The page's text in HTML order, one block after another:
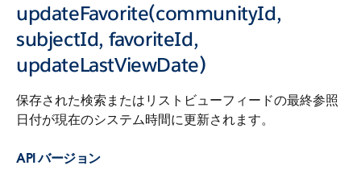
updateFavorite(communityId,
subjectId, favoriteId,
updateLastViewDate)
保存された検索またはリストビューフィードの最終参照
日付が現在のシステム時間に更新されます。
API バージョン